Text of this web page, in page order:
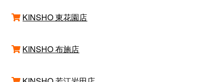
KINSHO 東花園店
KINSHO 布施店